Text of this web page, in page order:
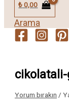
₺0,00
Arama
Yorum bırakın /